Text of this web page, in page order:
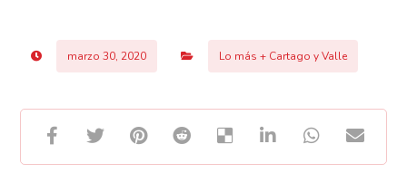
marzo 30, 2020 Lo más + Cartago y Valle